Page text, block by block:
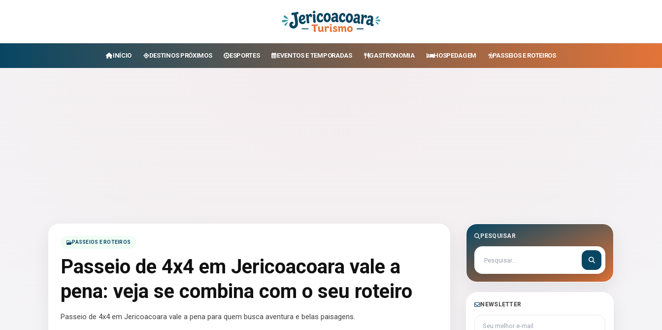
INÍCIO DESTINOS PRÓXIMOS ESPORTES EVENTOS E TEMPORADAS GASTRONOMIA HOSPEDAGEM PASSEIOS E ROTEIROS
PASSEIOS E ROTEIROS
Passeio de 4x4 em Jericoacoara vale a
pena: veja se combina com o seu roteiro
Passeio de 4x4 em Jericoacoara vale a pena para quem busca aventura e belas paisagens.
PESQUISAR
NEWSLETTER
Seu melhor e-mail